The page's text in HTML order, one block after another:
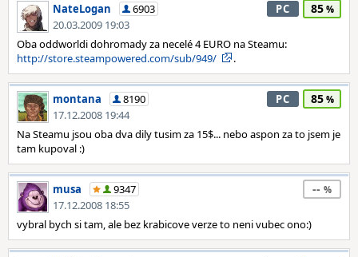
NateLogan
6903
20.03.2009 19:03
PC 85
Oba oddworldi dohromady za necelé 4 EURO na Steamu:
http://store.steampowered.com/sub/949/
.
montana
8190
17.12.2008 19:44
PC 85
Na Steamu jsou oba dva dily tusim za 15$... nebo aspon za to jsem je
tam kupoval :)
musa
9347
17.12.2008 18:55
--
vybral bych si tam, ale bez krabicove verze to neni vubec ono:)